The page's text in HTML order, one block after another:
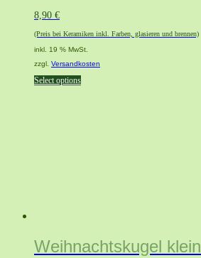
8,90 €
(Preis bei Keramiken inkl. Farben, glasieren und brennen)
inkl. 19 % MwSt.
zzgl. Versandkosten
Select options
Weihnachtskugel klein